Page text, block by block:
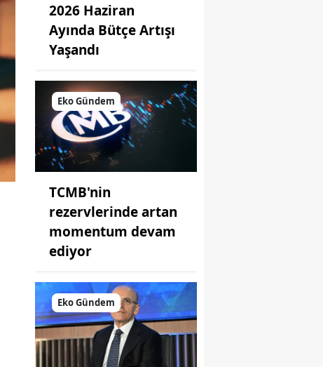
2026 Haziran
Ayında Bütçe Artışı
Yaşandı
Eko Gündem
TCMB'nin
rezervlerinde artan
momentum devam
ediyor
Eko Gündem